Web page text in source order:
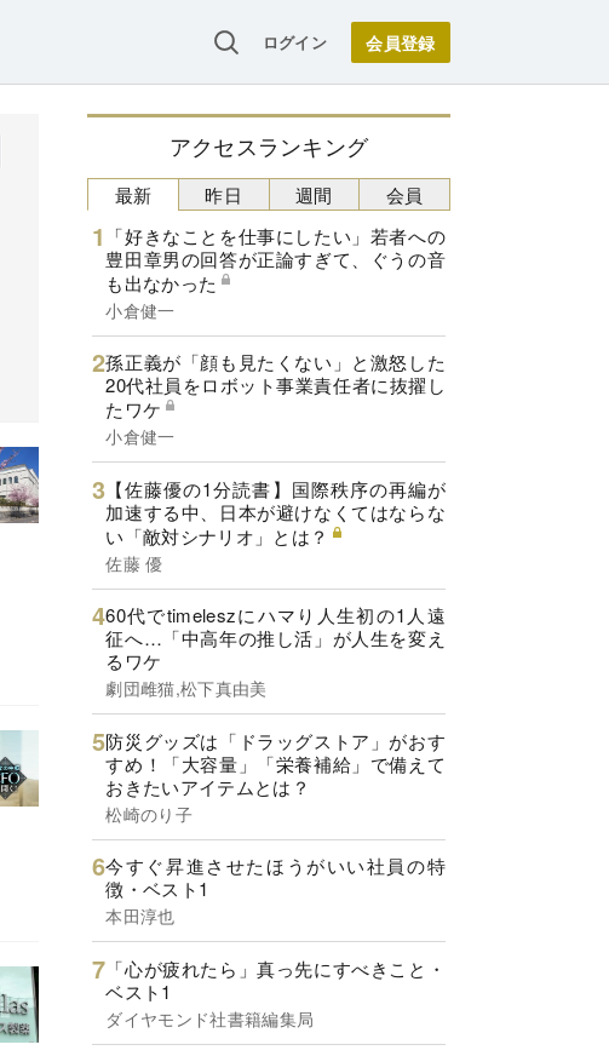
ログイン
アクセスランキング
最新
「好きなことを仕事にしたい」若者への
豊田章男の回答が正論すぎて、ぐうの音
も出なかった
小倉健一
孫正義が「顔も見たくない」と激怒した
20代社員をロボット事業責任者に抜擢し
たワケ
小倉健一
【佐藤優の1分読書】国際秩序の再編が
加速する中、日本が避けなくてはならな
い「敵対シナリオ」とは？
佐藤 優
60代でtimeleszにハマり人生初の1人遠
征へ…「中高年の推し活」が人生を変え
るワケ
劇団雌猫,松下真由美
防災グッズは「ドラッグストア」がおす
すめ！「大容量」「栄養補給」で備えて
おきたいアイテムとは？
松崎のり子
今すぐ昇進させたほうがいい社員の特
徴・ベスト1
本田淳也
「心が疲れたら」真っ先にすべきこと・
ベスト1
ダイヤモンド社書籍編集局
昨日 週間 会員